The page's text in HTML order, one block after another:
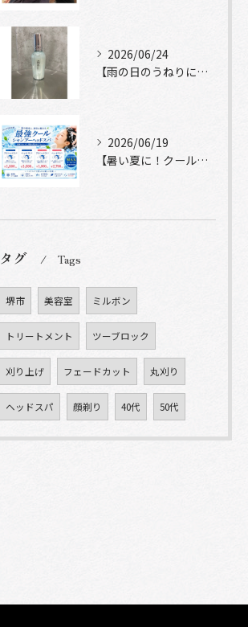
2026/06/24
【雨の日のうねりにストレートロック】
2026/06/19
【暑い夏に！クールシャンプーヘッドスパ】
タグ Tags
堺市 美容室 ミルボン
トリートメント ツーブロック
刈り上げ フェードカット 丸刈り
ヘッドスパ 顔剃り 40代 50代